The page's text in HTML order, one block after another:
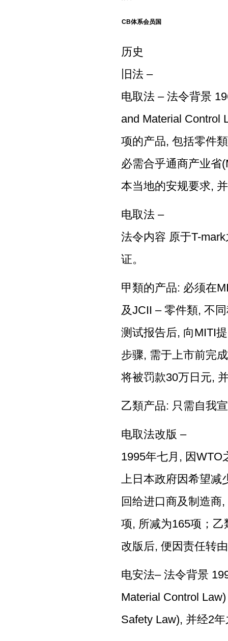
CB体系会员国
历史
旧法 –
电取法 – 法令背景
and Material Control
项的产品, 包括零件
必需合乎通商产业省
本当地的安规要求,
电取法 –
法令内容 原于T-
证。
甲類的产品: 必须在
及JCII – 零件類, 不
测试报告后, 向MITI
步骤, 需于上市前完
将被罚款30万日元,
乙類产品: 只需自我
电取法改版 –
1995年七月, 因WTO
上日本政府因希望减
回给进口商及制造商
项, 所减为165项；
改版后, 便因责任转
电安法– 法令背景
Material Control
Safety Law), 并经2